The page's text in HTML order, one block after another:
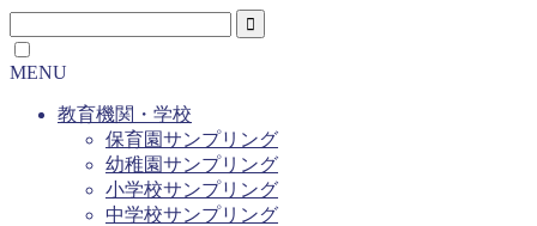
MENU
教育機関・学校
保育園サンプリング
幼稚園サンプリング
小学校サンプリング
中学校サンプリング